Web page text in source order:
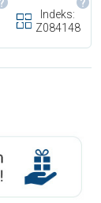
Indeks:
Z084148